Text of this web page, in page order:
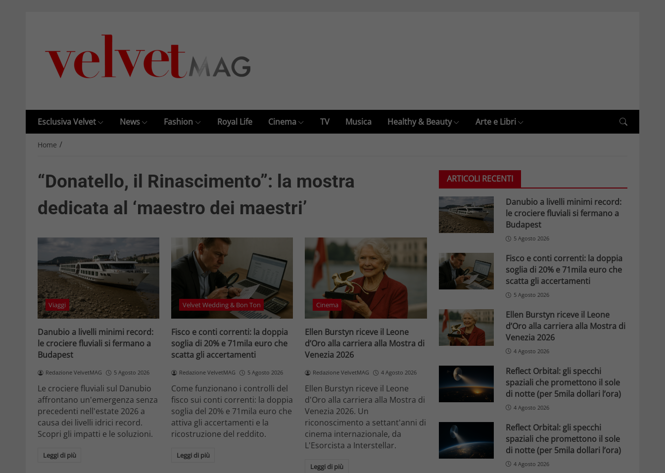
Esclusiva Velvet News Fashion Royal Life Cinema TV Musica Healthy & Beauty Arte e Libri
Home /
“Donatello, il Rinascimento”: la mostra
dedicata al ‘maestro dei maestri’
Viaggi
Danubio a livelli minimi record:
le crociere fluviali si fermano a
Budapest
Redazione VelvetMAG 5 Agosto 2026
Le crociere fluviali sul Danubio
affrontano un'emergenza senza
precedenti nell'estate 2026 a
causa dei livelli idrici record.
Scopri gli impatti e le soluzioni.
Leggi di più
Velvet Wedding & Bon Ton
Fisco e conti correnti: la doppia
soglia di 20% e 71mila euro che
scatta gli accertamenti
Redazione VelvetMAG 5 Agosto 2026
Come funzionano i controlli del
fisco sui conti correnti: la doppia
soglia del 20% e 71mila euro che
attiva gli accertamenti e la
ricostruzione del reddito.
Leggi di più
Cinema
Ellen Burstyn riceve il Leone
d’Oro alla carriera alla Mostra di
Venezia 2026
Redazione VelvetMAG 4 Agosto 2026
Ellen Burstyn riceve il Leone
d'Oro alla carriera alla Mostra di
Venezia 2026. Un
riconoscimento a settant'anni di
cinema internazionale, da
L'Esorcista a Interstellar.
Leggi di più
ARTICOLI RECENTI
Danubio a livelli minimi record:
le crociere fluviali si fermano a
Budapest
5 Agosto 2026
Fisco e conti correnti: la doppia
soglia di 20% e 71mila euro che
scatta gli accertamenti
5 Agosto 2026
Ellen Burstyn riceve il Leone
d’Oro alla carriera alla Mostra di
Venezia 2026
4 Agosto 2026
Reflect Orbital: gli specchi
spaziali che promettono il sole
di notte (per 5mila dollari l’ora)
4 Agosto 2026
Reflect Orbital: gli specchi
spaziali che promettono il sole
di notte (per 5mila dollari l’ora)
4 Agosto 2026